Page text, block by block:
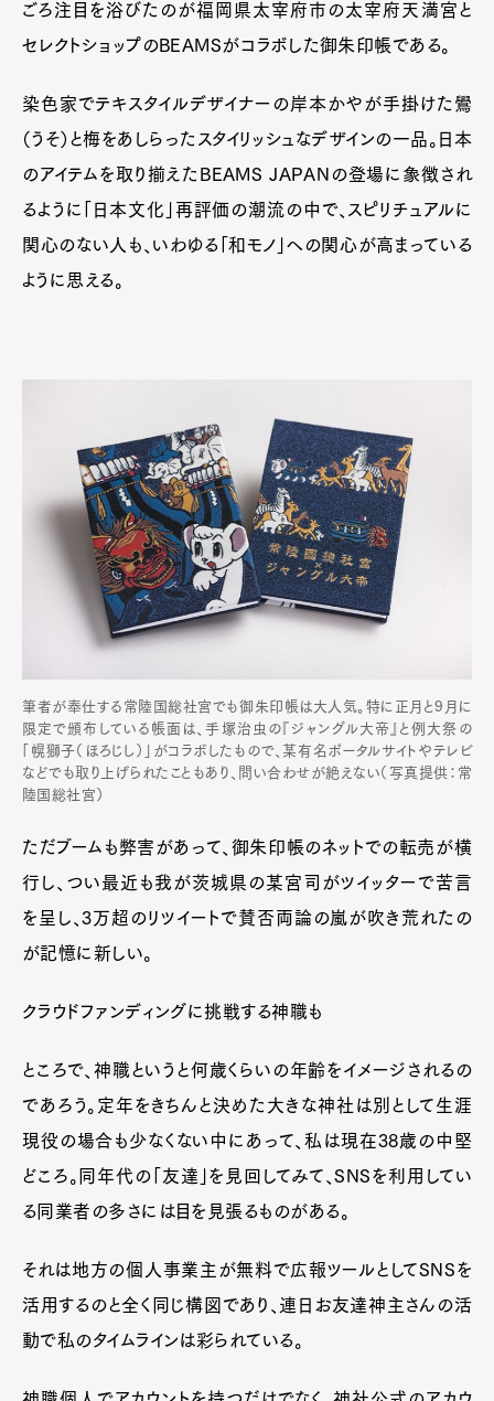
ごろ注目を浴びたのが福岡県太宰府市の太宰府天満宮と
セレクトショップのBEAMSがコラボした御朱印帳である。
染色家でテキスタイルデザイナーの岸本かやが手掛けた鷽
（うそ）と梅をあしらったスタイリッシュなデザインの一品。日本
のアイテムを取り揃えたBEAMS JAPANの登場に象徴され
るように「日本文化」再評価の潮流の中で、スピリチュアルに
関心のない人も、いわゆる「和モノ」への関心が高まっている
ように思える。
筆者が奉仕する常陸国総社宮でも御朱印帳は大人気。特に正月と9月に
限定で頒布している帳面は、手塚治虫の『ジャングル大帝』と例大祭の
「幌獅子（ほろじし）」がコラボしたもので、某有名ポータルサイトやテレビ
などでも取り上げられたこともあり、問い合わせが絶えない（写真提供：常
陸国総社宮）
ただブームも弊害があって、御朱印帳のネットでの転売が横
行し、つい最近も我が茨城県の某宮司がツイッターで苦言
を呈し、3万超のリツイートで賛否両論の嵐が吹き荒れたの
が記憶に新しい。
クラウドファンディングに挑戦する神職も
ところで、神職というと何歳くらいの年齢をイメージされるの
であろう。定年をきちんと決めた大きな神社は別として生涯
現役の場合も少なくない中にあって、私は現在38歳の中堅
どころ。同年代の「友達」を見回してみて、SNSを利用してい
る同業者の多さには目を見張るものがある。
それは地方の個人事業主が無料で広報ツールとしてSNSを
活用するのと全く同じ構図であり、連日お友達神主さんの活
動で私のタイムラインは彩られている。